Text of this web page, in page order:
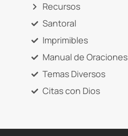
Recursos
Santoral
Imprimibles
Manual de Oraciones
Temas Diversos
Citas con Dios